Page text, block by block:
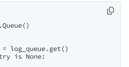
log_queue.get()
is None: